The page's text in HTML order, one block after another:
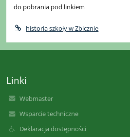
do pobrania pod linkiem
historia szkoły w Zbicznie
Linki
Webmaster
Wsparcie techniczne
Deklaracja dostępności